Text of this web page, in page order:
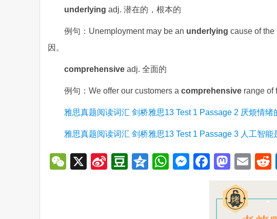
underlying adj. 潜在的，根本的
例句：Unemployment may be an underlying cause of
因。
comprehensive adj. 全面的
例句：We offer our customers a comprehensive range of
雅思真题阅读词汇 剑桥雅思13 Test 1 Passage 2 厌烦情绪
雅思真题阅读词汇 剑桥雅思13 Test 1 Passage 3 人工智
WeChat
X
SinaDouban
QzoneWhatsApp
Messenger